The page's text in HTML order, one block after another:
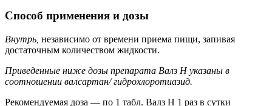
Способ применения и дозы
Внутрь, независимо от времени приема пищи, запивая
достаточным количеством жидкости.
Приведенные ниже дозы препарата Валз Н указаны в
соотношении валсартан/ гидрохлоротиазид.
Рекомендуемая доза — по 1 табл. Валз Н 1 раз в сутки